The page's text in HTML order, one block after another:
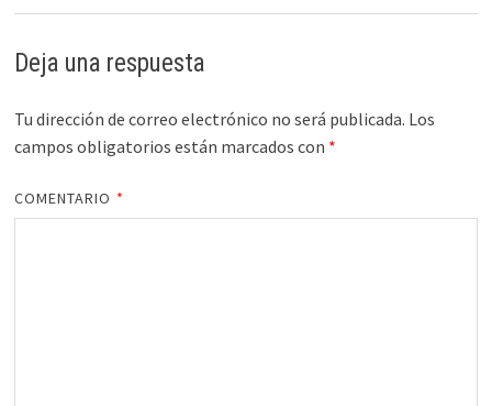
Deja una respuesta
Tu dirección de correo electrónico no será publicada. Los
campos obligatorios están marcados con *
COMENTARIO *